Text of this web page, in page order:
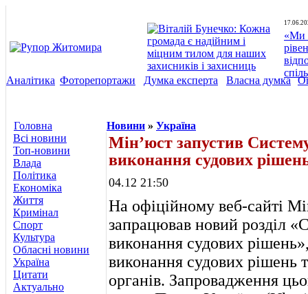
«Ми
Аналітика Фоторепортажи Думка експерта Власна думка
Головна
Всі новини
Топ-новини
Влада
Політика
Економіка
Життя
Кримінал
Спорт
Культура
Обласні новини
Україна
Цитати
Актуально
Новини » Україна
Мін’юст запустив
виконання судових
04.12 21:50
На офіційному веб-сайті
запрацював новий розділ
виконання судових
виконання судових рішень
органів. Запровадження